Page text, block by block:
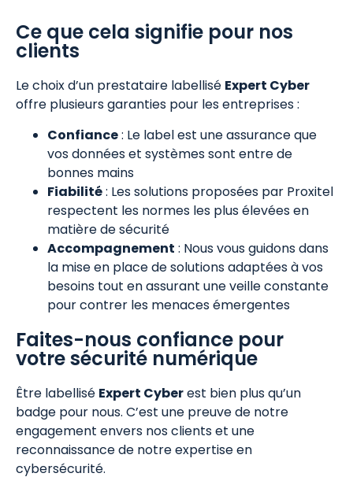
Ce que cela signifie pour nos
clients
Le choix d’un prestataire labellisé Expert Cyber
offre plusieurs garanties pour les entreprises :
Confiance: Le label est une assurance que
vos données et systèmes sont entre de
bonnes mains
Fiabilité: Les solutions proposées par Proxitel
respectent les normes les plus élevées en
matière de sécurité
Accompagnement : Nous vous guidons dans
la mise en place de solutions adaptées à vos
besoins tout en assurant une veille constante
pour contrer les menaces émergentes
Faites-nous confiance pour
votre sécurité numérique
Être labellisé Expert Cyberest bien plus qu’un
badge pour nous. C’est une preuve de notre
engagement envers nos clients et une
reconnaissance de notre expertise en
cybersécurité.